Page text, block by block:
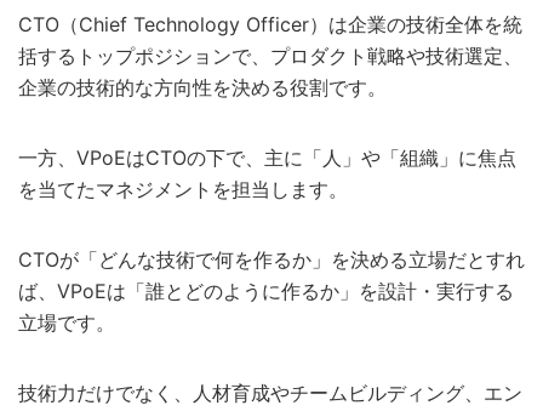
CTO（Chief Technology Officer）は企業の技術全体を統
括するトップポジションで、プロダクト戦略や技術選定、
企業の技術的な方向性を決める役割です。
一方、VPoEはCTOの下で、主に「人」や「組織」に焦点
を当てたマネジメントを担当します。
CTOが「どんな技術で何を作るか」を決める立場だとすれ
ば、VPoEは「誰とどのように作るか」を設計・実行する
立場です。
技術力だけでなく、人材育成やチームビルディング、エン